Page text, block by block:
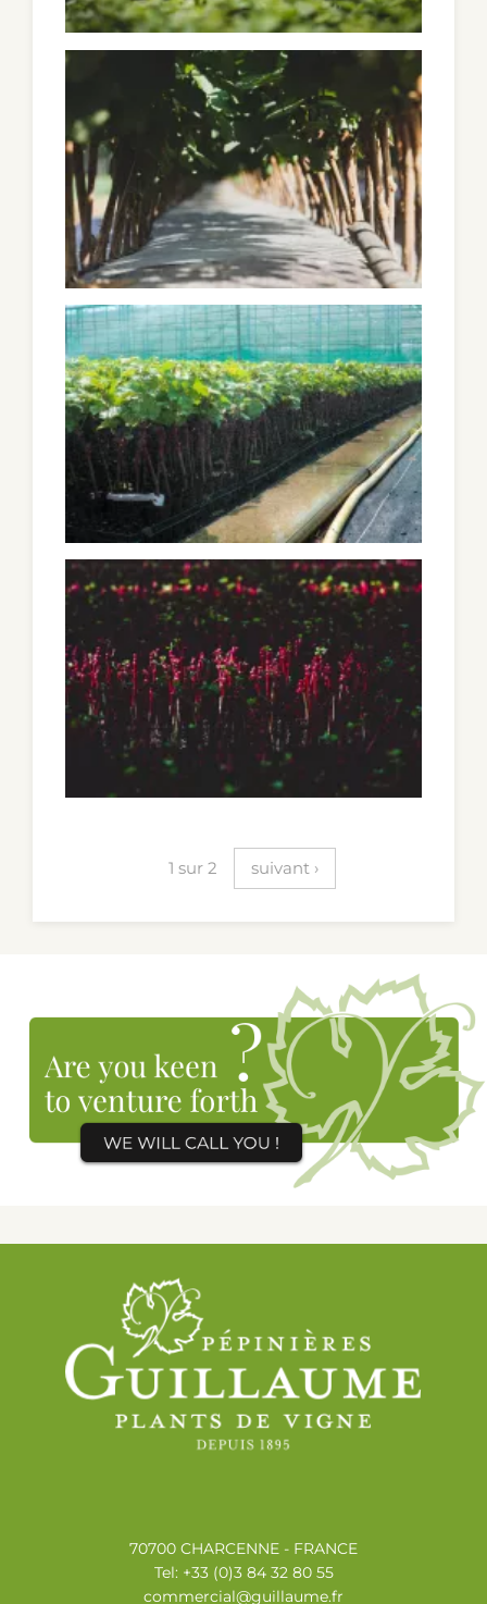
1 sur 2 suivant ›
70700 CHARCENNE - FRANCE
Tel: +33 (0)3 84 32 80 55
commercial@guillaume.fr